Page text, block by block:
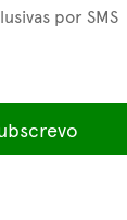
por SMS